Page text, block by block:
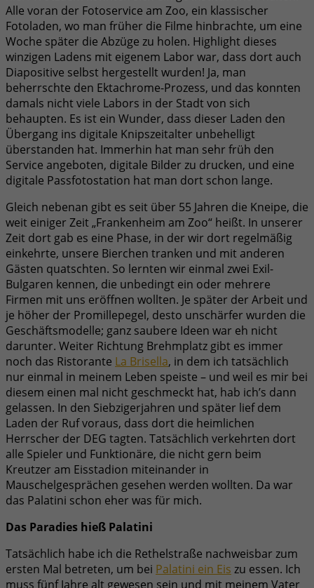
Alle voran der Fotoservice am Zoo, ein klassischer
Fotoladen, wo man früher die Filme hinbrachte, um eine
Woche später die Abzüge zu holen. Highlight dieses
winzigen Ladens mit eigenem Labor war, dass dort auch
Diapositive selbst hergestellt wurden! Ja, man
beherrschte den Ektachrome-Prozess, und das konnten
damals nicht viele Labors in der Stadt von sich
behaupten. Es ist ein Wunder, dass dieser Laden den
Übergang ins digitale Knipszeitalter unbehelligt
überstanden hat. Immerhin hat man sehr früh den
Service angeboten, digitale Bilder zu drucken, und eine
digitale Passfotostation hat man dort schon lange.
Gleich nebenan gibt es seit über 55 Jahren die Kneipe, die
weit einiger Zeit „Frankenheim am Zoo“ heißt. In unserer
Zeit dort gab es eine Phase, in der wir dort regelmäßig
einkehrte, unsere Bierchen tranken und mit anderen
Gästen quatschten. So lernten wir einmal zwei Exil-
Bulgaren kennen, die unbedingt ein oder mehrere
Firmen mit uns eröffnen wollten. Je später der Arbeit und
je höher der Promillepegel, desto unschärfer wurden die
Geschäftsmodelle; ganz saubere Ideen war eh nicht
darunter. Weiter Richtung Brehmplatz gibt es immer
noch das Ristorante La Brisella, in dem ich tatsächlich
nur einmal in meinem Leben speiste – und weil es mir bei
diesem einen mal nicht geschmeckt hat, hab ich’s dann
gelassen. In den Siebzigerjahren und später lief dem
Laden der Ruf voraus, dass dort die heimlichen
Herrscher der DEG tagten. Tatsächlich verkehrten dort
alle Spieler und Funktionäre, die nicht gern beim
Kreutzer am Eisstadion miteinander in
Mauschelgesprächen gesehen werden wollten. Da war
das Palatini schon eher was für mich.
Das Paradies hieß Palatini
Tatsächlich habe ich die Rethelstraße nachweisbar zum
ersten Mal betreten, um bei Palatini ein Eis zu essen. Ich
muss fünf Jahre alt gewesen sein und mit meinem Vater